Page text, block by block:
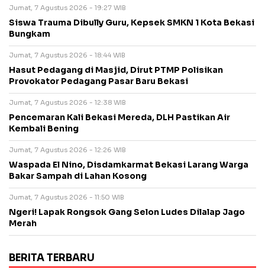
Jumat, 7 Agustus 2026 - 19:27 WIB
Siswa Trauma Dibully Guru, Kepsek SMKN 1 Kota Bekasi
Bungkam
Jumat, 7 Agustus 2026 - 18:44 WIB
Hasut Pedagang di Masjid, Dirut PTMP Polisikan
Provokator Pedagang Pasar Baru Bekasi
Jumat, 7 Agustus 2026 - 12:38 WIB
Pencemaran Kali Bekasi Mereda, DLH Pastikan Air
Kembali Bening
Jumat, 7 Agustus 2026 - 12:26 WIB
Waspada El Nino, Disdamkarmat Bekasi Larang Warga
Bakar Sampah di Lahan Kosong
Jumat, 7 Agustus 2026 - 11:50 WIB
Ngeri! Lapak Rongsok Gang Selon Ludes Dilalap Jago
Merah
BERITA TERBARU